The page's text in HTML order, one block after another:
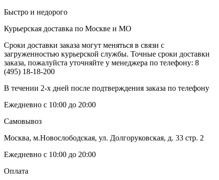
Быстро и недорого
Курьерская доставка по Москве и МО
Сроки доставки заказа могут меняться в связи с
загруженностью курьерской службы. Точные сроки доставки
заказа, пожалуйста уточняйте у менеджера по телефону: 8
(495) 18-18-200
В течении 2-х дней после подтверждения заказа по телефону
Ежедневно с 10:00 до 20:00
Самовывоз
Москва, м.Новослободская, ул. Долгоруковская, д. 33 стр. 2
Ежедневно с 10:00 до 20:00
Оплата